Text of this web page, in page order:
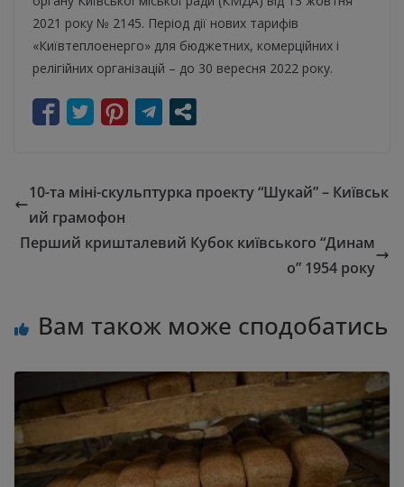
2021 року № 2145. Період дії нових тарифів
«Київтеплоенерго» для бюджетних, комерційних і
релігійних організацій – до 30 вересня 2022 року.
10-та міні-скульптурка проекту “Шукай” – Київськ
ий грамофон
Перший кришталевий Кубок київського “Динам
о” 1954 року
Вам також може сподобатись